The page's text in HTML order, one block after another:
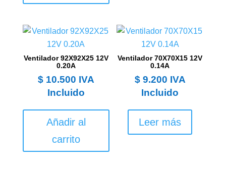
Ventilador 92X92X25 12V
0.20A
$10.500 IVA
Incluido
Añadir al
carrito
Ventilador 70X70X15 12V
0.14A
$9.200 IVA
Incluido
Leer más